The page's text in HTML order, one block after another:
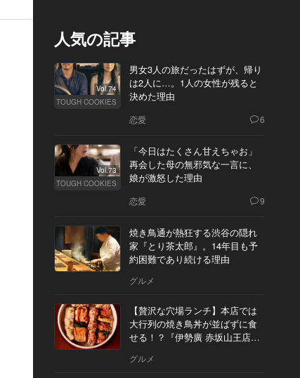
人気の記事
Vol.74
TOUGH COOKIES
男女3人の旅だったはずが、帰り
は2人に…。1人の女性が残ると
決めた理由
恋愛 6
Vol.73
TOUGH COOKIES
「今日はたくさん甘えちゃお」
再会した母の無邪気な一言に、
娘が激怒した理由
恋愛 9
焼き鳥通が熱狂する渋谷の隠れ
家『とり茶太郎』。14年目も予
約困難であり続ける理由
グルメ
【贅沢な穴場ランチ】本店では
大行列の焼き鳥丼が並ばずに食
せる！？『伊勢廣 赤坂山王店』
グルメ